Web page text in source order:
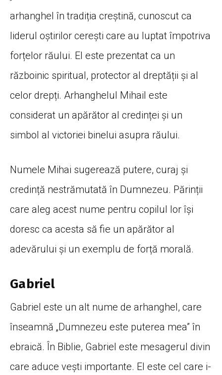
arhanghel în tradiția creștină, cunoscut ca
liderul oștirilor cerești care au luptat împotriva
forțelor răului. El este prezentat ca un
războinic spiritual, protector al dreptății și al
celor drepți. Arhanghelul Mihail este
considerat un apărător al credinței și un
simbol al victoriei binelui asupra răului.
Numele Mihai sugerează putere, curaj și
credință nestrămutată în Dumnezeu. Părinții
care aleg acest nume pentru copilul lor își
doresc ca acesta să fie un apărător al
adevărului și un exemplu de forță morală.
Gabriel
Gabriel este un alt nume de arhanghel, care
înseamnă „Dumnezeu este puterea mea” în
ebraică. În Biblie, Gabriel este mesagerul divin
care aduce vești importante. El este cel care i-